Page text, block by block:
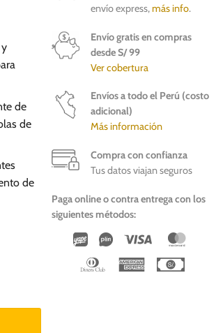
de
de
de
envío express,más info.
Envío gratis en compras
desde S/ 99
Ver cobertura
Envíos a todo el Perú (costo
adicional)
Más información
Compra con confianza
Tus datos viajan seguros
Paga online o contra entrega con los
siguientes métodos:
Wirecard
Vipps Visa
Dinners
American